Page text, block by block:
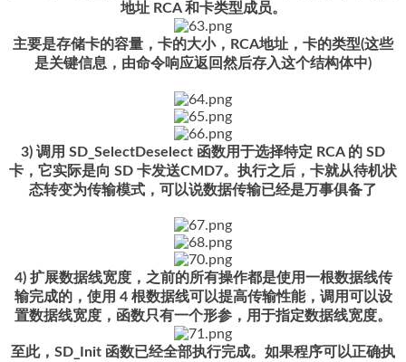
地址 RCA 和卡类型成员。
主要是存储卡的容量，卡的大小，RCA地址，卡的类型(这些
是关键信息，由命令响应返回然后存入这个结构体中)
3) 调用 SD_SelectDeselect 函数用于选择特定 RCA 的 SD
卡，它实际是向 SD 卡发送CMD7。执行之后，卡就从待机状
态转变为传输模式，可以说数据传输已经是万事俱备了
4) 扩展数据线宽度，之前的所有操作都是使用一根数据线传
输完成的，使用 4 根数据线可以提高传输性能，调用可以设
置数据线宽度，函数只有一个形参，用于指定数据线宽度。
至此，SD_Init 函数已经全部执行完成。如果程序可以正确执